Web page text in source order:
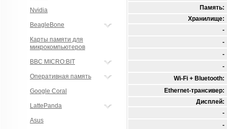
Nvidia
BeagleBone
Карты памяти для
микрокомпьютеров
BBC MICRO:BIT
Оперативная память
Google Coral
LattePanda
Asus
Память:
Хранилище:
-
-
-
-
Wi-Fi + Bluetooth:
Ethernet-трансивер:
Дисплей:
-
-